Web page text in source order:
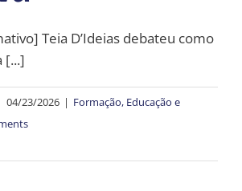
Teia D’Ideias debateu como
[...]
04/23/2026 | Formação, Educação e